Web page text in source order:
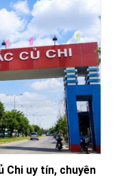
Chi uy tín, chuyên